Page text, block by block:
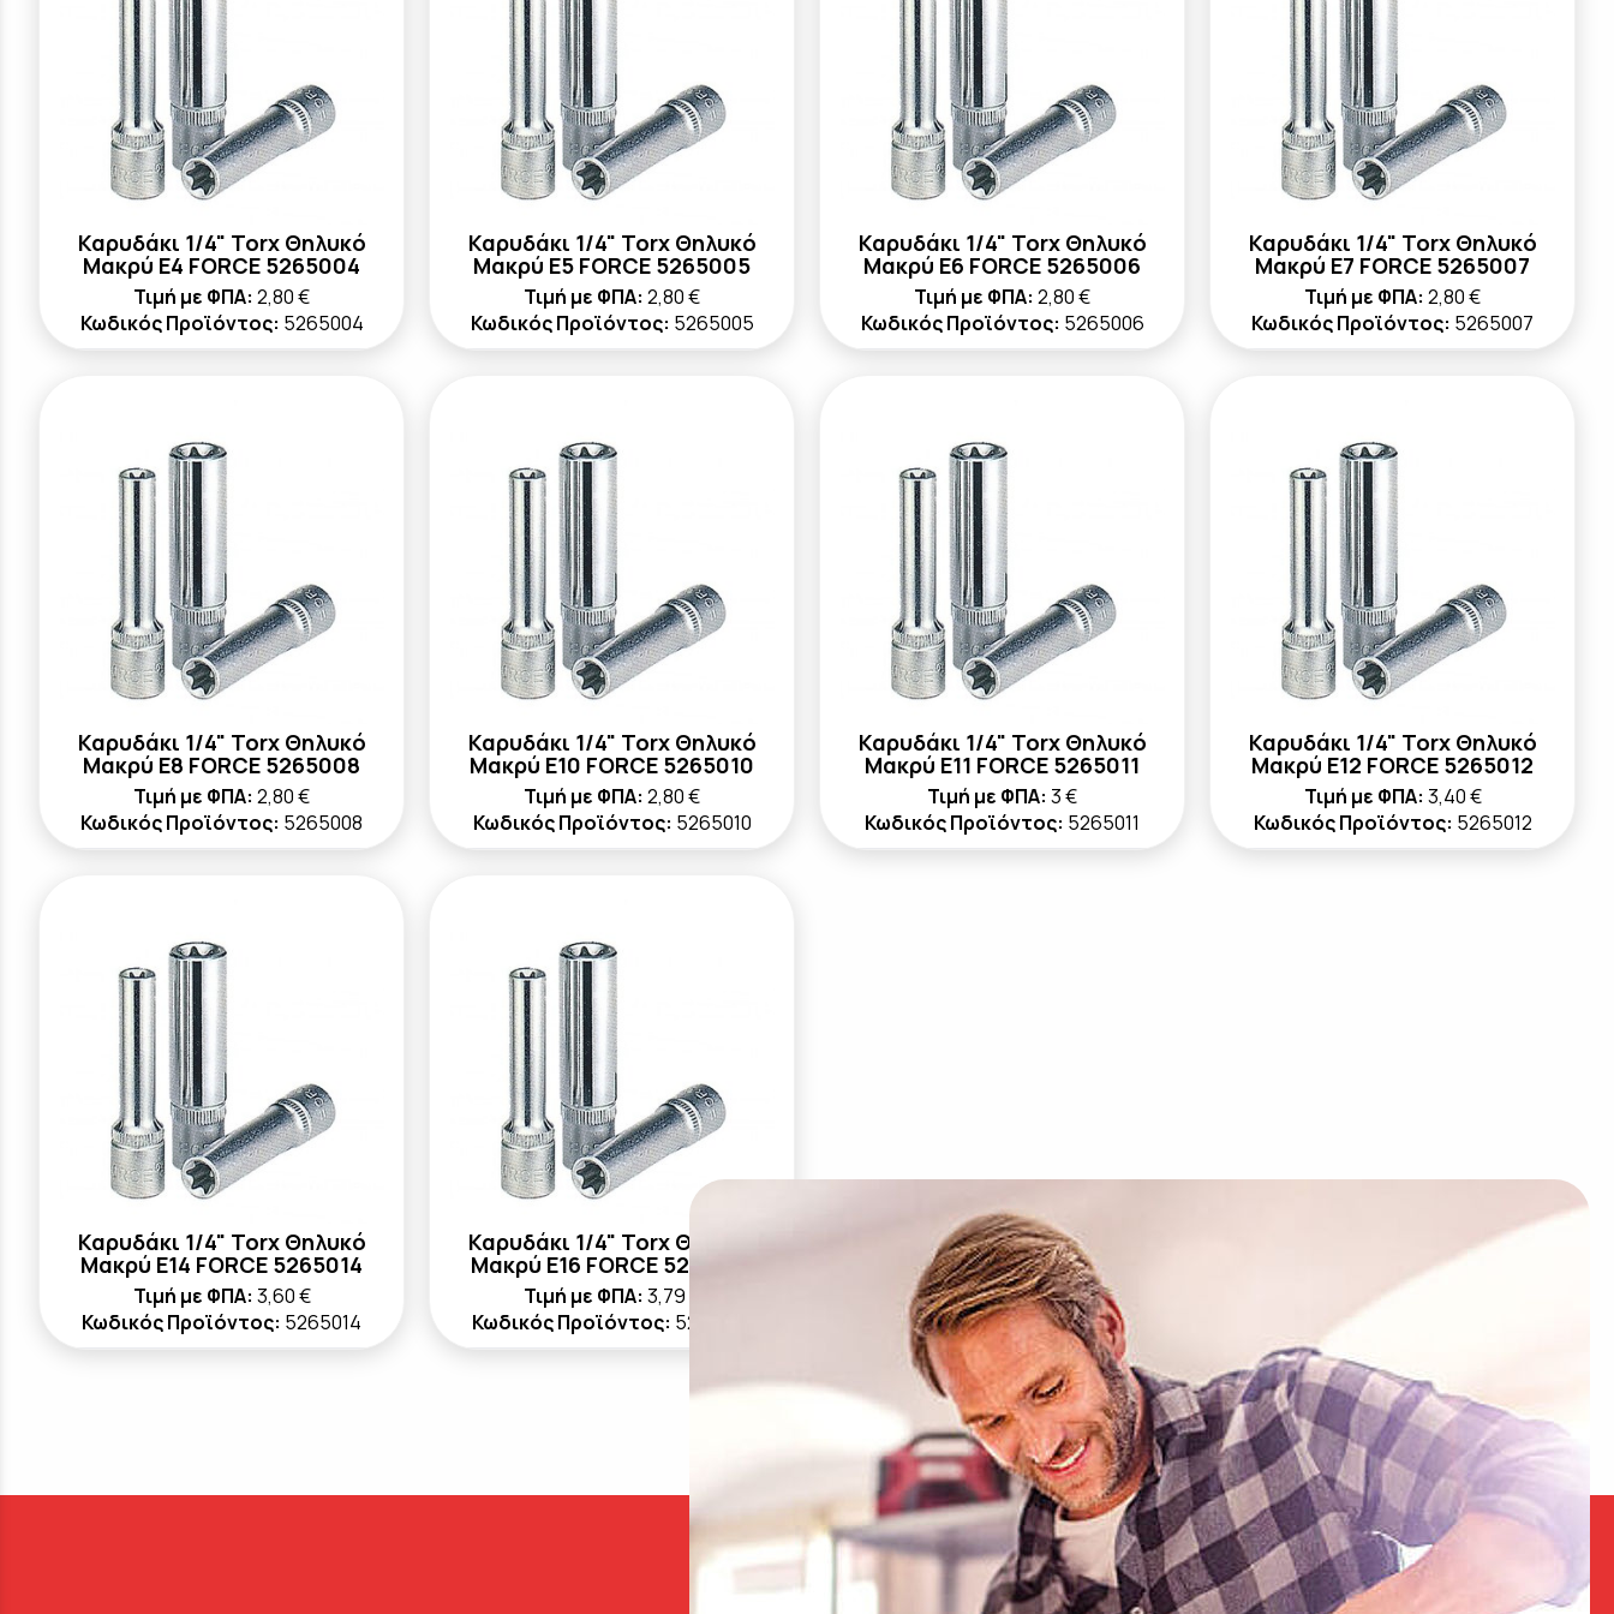
Καρυδάκι 1/4" Torx Θηλυκό
Μακρύ E4 FORCE 5265004
Τιμή με ΦΠΑ: 2,80 €
Κωδικός Προϊόντος: 5265004
Καρυδάκι 1/4" Torx Θηλυκό
Μακρύ E5 FORCE 5265005
Τιμή με ΦΠΑ: 2,80 €
Κωδικός Προϊόντος: 5265005
Καρυδάκι 1/4" Torx Θηλυκό
Μακρύ E6 FORCE 5265006
Τιμή με ΦΠΑ: 2,80 €
Κωδικός Προϊόντος: 5265006
Καρυδάκι 1/4" Torx Θηλυκό
Μακρύ E7 FORCE 5265007
Τιμή με ΦΠΑ: 2,80 €
Κωδικός Προϊόντος: 5265007
Καρυδάκι 1/4" Torx Θηλυκό
Μακρύ E8 FORCE 5265008
Τιμή με ΦΠΑ: 2,80 €
Κωδικός Προϊόντος: 5265008
Καρυδάκι 1/4" Torx Θηλυκό
Μακρύ E10 FORCE 5265010
Τιμή με ΦΠΑ: 2,80 €
Κωδικός Προϊόντος: 5265010
Καρυδάκι 1/4" Torx Θηλυκό
Μακρύ E11 FORCE 5265011
Τιμή με ΦΠΑ: 3 €
Κωδικός Προϊόντος: 5265011
Καρυδάκι 1/4" Torx Θηλυκό
Μακρύ E12 FORCE 5265012
Τιμή με ΦΠΑ: 3,40 €
Κωδικός Προϊόντος: 5265012
Καρυδάκι 1/4" Torx Θηλυκό
Μακρύ E14 FORCE 5265014
Τιμή με ΦΠΑ: 3,60 €
Κωδικός Προϊόντος: 5265014
Καρυδάκι 1/4" Torx Θηλυκό
Μακρύ E16 FORCE 5265016
Τιμή με ΦΠΑ: 3,79 €
Κωδικός Προϊόντος: 5265016